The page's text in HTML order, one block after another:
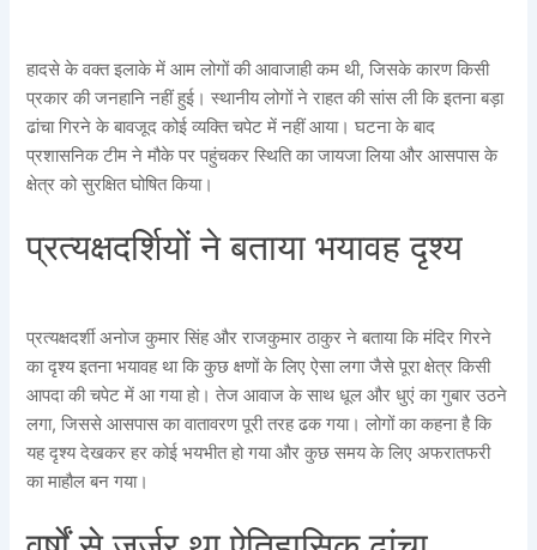
हादसे के वक्त इलाके में आम लोगों की आवाजाही कम थी, जिसके कारण किसी
प्रकार की जनहानि नहीं हुई। स्थानीय लोगों ने राहत की सांस ली कि इतना बड़ा
ढांचा गिरने के बावजूद कोई व्यक्ति चपेट में नहीं आया। घटना के बाद
प्रशासनिक टीम ने मौके पर पहुंचकर स्थिति का जायजा लिया और आसपास के
क्षेत्र को सुरक्षित घोषित किया।
प्रत्यक्षदर्शियों ने बताया भयावह दृश्य
प्रत्यक्षदर्शी अनोज कुमार सिंह और राजकुमार ठाकुर ने बताया कि मंदिर गिरने
का दृश्य इतना भयावह था कि कुछ क्षणों के लिए ऐसा लगा जैसे पूरा क्षेत्र किसी
आपदा की चपेट में आ गया हो। तेज आवाज के साथ धूल और धुएं का गुबार उठने
लगा, जिससे आसपास का वातावरण पूरी तरह ढक गया। लोगों का कहना है कि
यह दृश्य देखकर हर कोई भयभीत हो गया और कुछ समय के लिए अफरातफरी
का माहौल बन गया।